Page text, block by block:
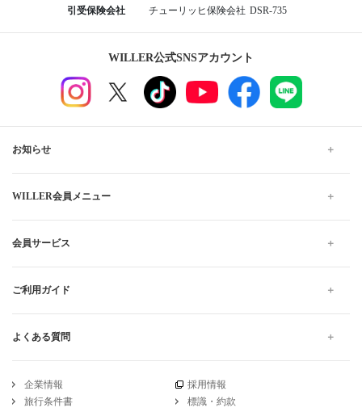
引受保険会社 チューリッヒ保険会社 DSR-735
WILLER公式SNSアカウント
お知らせ
WILLER会員メニュー
会員サービス
ご利用ガイド
よくある質問
企業情報
採用情報
旅行条件書
標識・約款